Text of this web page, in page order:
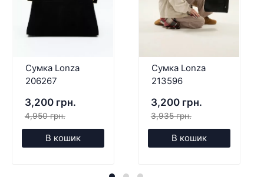
Сумка Lonza
206267
3,200 грн.
4,950 грн.
В кошик
Сумка Lonza
213596
3,200 грн.
3,935 грн.
В кошик